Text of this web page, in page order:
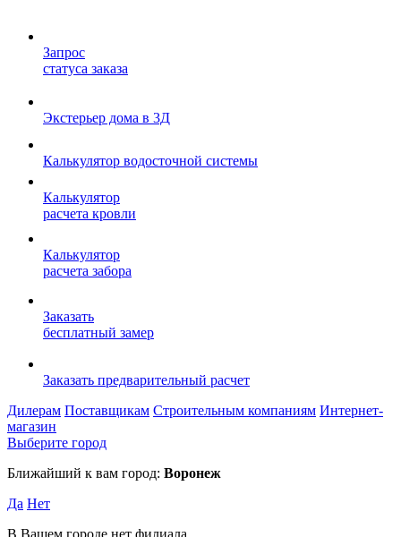
Запрос
статуса заказа
Экстерьер дома в 3Д
Калькулятор водосточной системы
Калькулятор
расчета кровли
Калькулятор
расчета забора
Заказать
бесплатный замер
Заказать предварительный расчет
Дилерам Поставщикам Строительным компаниям Интернет-
магазин
Выберите город
Ближайший к вам город: Воронеж
Да Нет
В Вашем городе нет филиала